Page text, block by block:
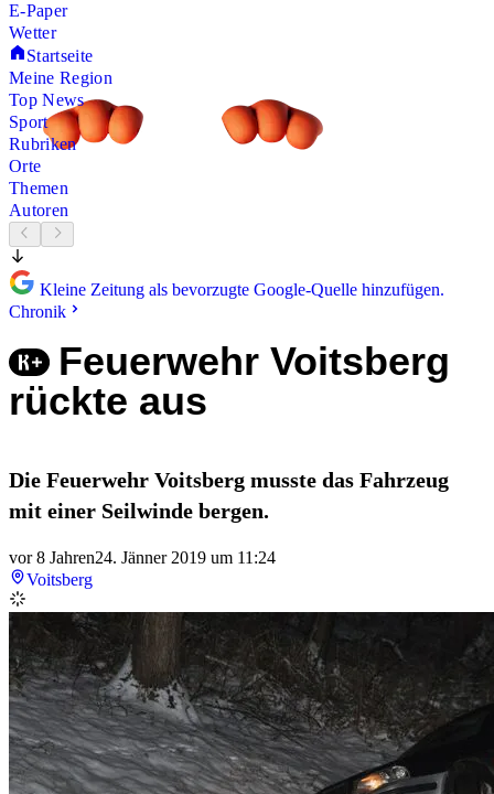
E-Paper
Wetter
Startseite
Meine Region
Top News
Sport
Rubriken
Orte
Themen
Autoren
Kleine Zeitung als bevorzugte Google-Quelle hinzufügen.
Chronik
Feuerwehr Voitsberg
rückte aus
Die Feuerwehr Voitsberg musste das Fahrzeug
mit einer Seilwinde bergen.
vor 8 Jahren24. Jänner 2019 um 11:24
Voitsberg